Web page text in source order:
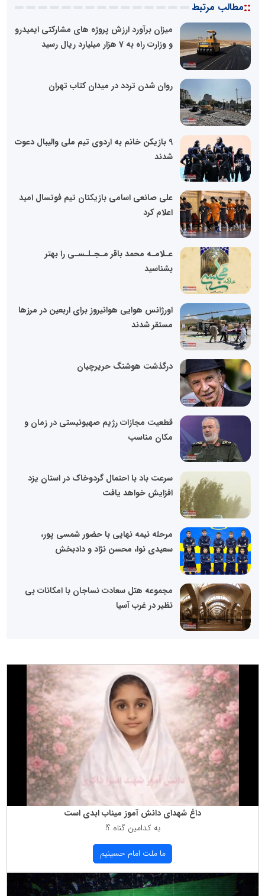
::مطالب مرتبط
میزان برآورد ارزش پروژه های مشارکتی ایمیدرو
و وزارت راه به 7 هزار میلیارد ریال رسید
روان شدن تردد در میدان کتاب تهران
9 بازیکن خانم به اردوی تیم ملی والیبال دعوت
شدند
علی صانعی اسامی بازیکنان تیم فوتسال امید
اعلام کرد
عـلامـه محمد باقر مـجـلـسـی را بهتر
بشناسید
اورژانس هوایی هوانیروز برای اربعین در مرز‌ها
مستقر شدند
درگذشت هوشنگ حریرچیان
قطعیت مجازات رژیم صهیونیستی در زمان و
مکان مناسب
سرعت باد با احتمال گردوخاک در استان یزد
افزایش خواهد یافت
مرحله نیمه نهایی با حضور شمسی پور،
سعیدی نوا، محسن نژاد و دادبخش
مجموعه هتل سعادت نساجان با امکانات بی
نظیر در غرب آسیا
داغ شهدای دانش آموز میناب ابدی است
به كدامین گناه ؟!
ما ملت امام حسینیم